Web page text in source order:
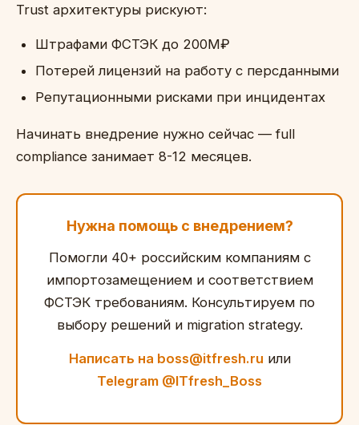
Trust архитектуры рискуют:
Штрафами ФСТЭК до 200M₽
Потерей лицензий на работу с персданными
Репутационными рисками при инцидентах
Начинать внедрение нужно сейчас — full
compliance занимает 8-12 месяцев.
Нужна помощь с внедрением?
Помогли 40+ российским компаниям с
импортозамещением и соответствием
ФСТЭК требованиям. Консультируем по
выбору решений и migration strategy.
Написать на boss@itfresh.ru или
Telegram @ITfresh_Boss